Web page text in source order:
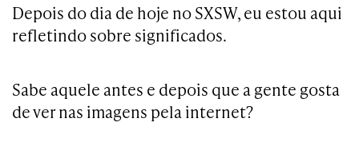
Depois do dia de hoje no SXSW, eu estou aqui
refletindo sobre significados.
Sabe aquele antes e depois que a gente gosta
de ver nas imagens pela internet?